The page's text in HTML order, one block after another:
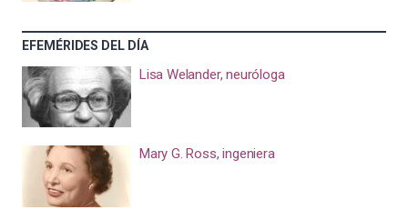
EFEMÉRIDES DEL DÍA
Lisa Welander, neuróloga
Mary G. Ross, ingeniera